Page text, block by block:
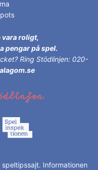
vara roligt,
pengar på spel.
Ring Stödlinjen: 020-
Informationen